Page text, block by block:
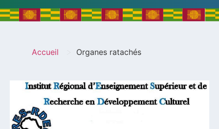
Accueil Organes ratachés